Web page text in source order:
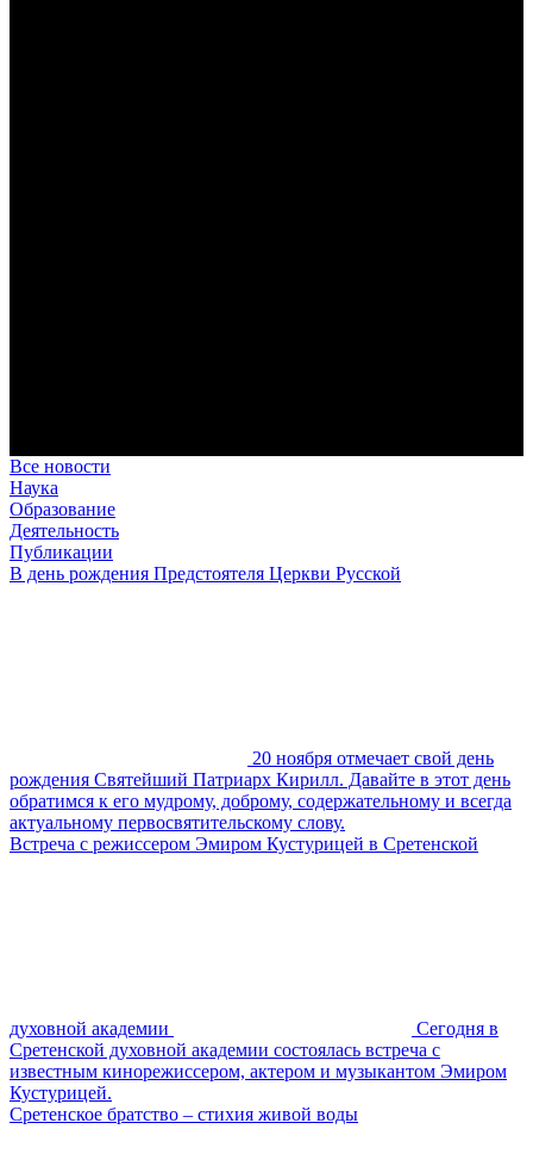
Все новости
Наука
Образование
Деятельность
Публикации
В день рождения Предстоятеля Церкви Русской
20 ноября отмечает свой день
рождения Святейший Патриарх Кирилл. Давайте в этот день
обратимся к его мудрому, доброму, содержательному и всегда
актуальному первосвятительскому слову.
Встреча с режиссером Эмиром Кустурицей в Сретенской
духовной академии
Сегодня в
Сретенской духовной академии состоялась встреча с
известным кинорежиссером, актером и музыкантом Эмиром
Кустурицей.
Сретенское братство – стихия живой воды